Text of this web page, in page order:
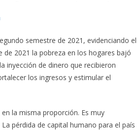
semestre de 2021, evidenciando el
2021 la pobreza en los hogares bajó
inyección de dinero que recibieron
los ingresos y estimular el
la misma proporción. Es muy
pérdida de capital humano para el país